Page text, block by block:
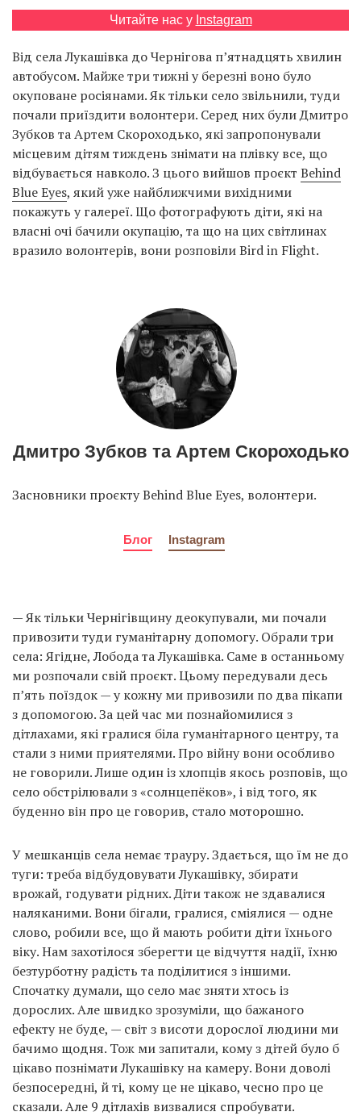
Читайте нас у Instagram
Від села Лукашівка до Чернігова п’ятнадцять хвилин
автобусом. Майже три тижні у березні воно було
окуповане росіянами. Як тільки село звільнили, туди
почали приїздити волонтери. Серед них були Дмитро
Зубков та Артем Скороходько, які запропонували
місцевим дітям тиждень знімати на плівку все, що
відбувається навколо. З цього вийшов проєкт Behind
Blue Eyes, який уже найближчими вихідними
покажуть у галереї. Що фотографують діти, які на
власні очі бачили окупацію, та що на цих світлинах
вразило волонтерів, вони розповіли Bird in Flight.
Дмитро Зубков та Артем Скороходько
Засновники проєкту Behind Blue Eyes, волонтери.
Блог Instagram
— Як тільки Чернігівщину деокупували, ми почали
привозити туди гуманітарну допомогу. Обрали три
села: Ягідне, Лобода та Лукашівка. Саме в останньому
ми розпочали свій проєкт. Цьому передували десь
п’ять поїздок — у кожну ми привозили по два пікапи
з допомогою. За цей час ми познайомилися з
дітлахами, які гралися біла гуманітарного центру, та
стали з ними приятелями. Про війну вони особливо
не говорили. Лише один із хлопців якось розповів, що
село обстрілювали з «солнцепёков», і від того, як
буденно він про це говорив, стало моторошно.
У мешканців села немає трауру. Здається, що їм не до
туги: треба відбудовувати Лукашівку, збирати
врожай, годувати рідних. Діти також не здавалися
наляканими. Вони бігали, гралися, сміялися — одне
слово, робили все, що й мають робити діти їхнього
віку. Нам захотілося зберегти це відчуття надії, їхню
безтурботну радість та поділитися з іншими.
Спочатку думали, що село має зняти хтось із
дорослих. Але швидко зрозуміли, що бажаного
ефекту не буде, — світ з висоти дорослої людини ми
бачимо щодня. Тож ми запитали, кому з дітей було б
цікаво познімати Лукашівку на камеру. Вони доволі
безпосередні, й ті, кому це не цікаво, чесно про це
сказали. Але 9 дітлахів визвалися спробувати.